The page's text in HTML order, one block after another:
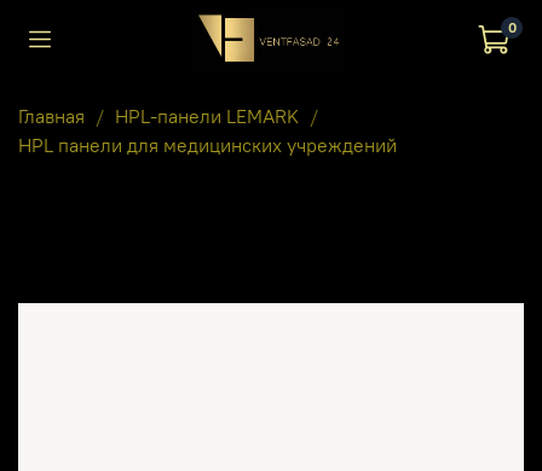
0
Главная
HPL-панели LEMARK
HPL панели для медицинских учреждений